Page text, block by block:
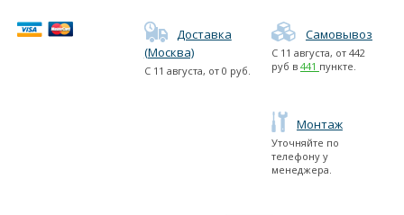
Доставка
(Москва)
С 11 августа, от 0 руб.
Самовывоз
С 11 августа, от 442
руб в 441 пункте.
Монтаж
Уточняйте по
телефону у
менеджера.